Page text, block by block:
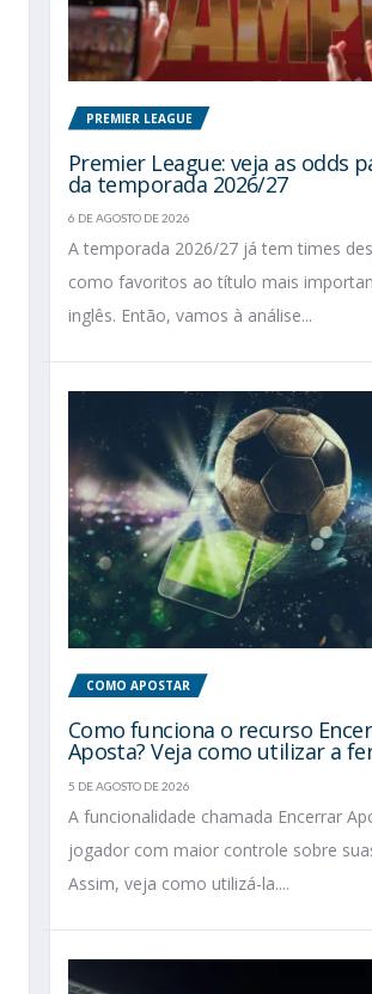
PREMIER LEAGUE
Premier League: veja as odds
da temporada 2026/27
6 DE AGOSTO DE 2026
A temporada 2026/27 já tem times
como favoritos ao título mais
inglês. Então, vamos à análise...
COMO APOSTAR
Como funciona o recurso
Aposta? Veja como utilizar a
5 DE AGOSTO DE 2026
A funcionalidade chamada Encerrar
jogador com maior controle sobre
Assim, veja como utilizá-la....